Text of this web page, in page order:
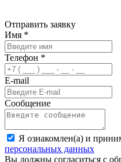
Отправить заявку
Имя *
Телефон *
E-mail
Сообщение
Я ознакомлен(а) и
персональных данных
Вы должны согласиться с